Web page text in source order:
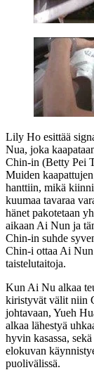
Lily Ho esittää
Nua, joka
Chin‑in (Betty Pei
Muiden
hanttiin, mikä
kuumaa tavaraa
hänet pakotetaan
aikaan Ai Nun ja
Chin‑in suhde
Chin-i ottaa Ai Nun
taistelutaitoja.
Kun Ai Nu alkaa
kiristyvät välit niin
johtavaan, Yueh
alkaa lähestyä
hyvin kasassa,
elokuvan
puolivälissä.